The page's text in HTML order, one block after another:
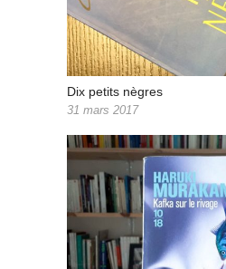
Dix petits nègres
31 mars 2017